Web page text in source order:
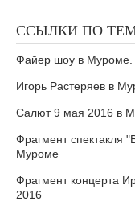
ССЫЛКИ ПО
Файер шоу в Муроме.
Игорь Растеряев в
Салют 9 мая 2016 в
Фрагмент спектакля
Муроме
Фрагмент концерта
2016